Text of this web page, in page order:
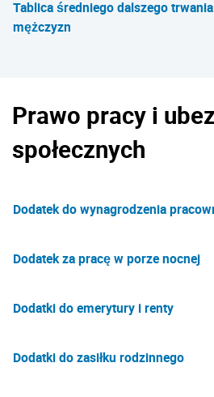
Tablica średniego dalszego
mężczyzn
Prawo pracy i
społecznych
Dodatek do wynagrodzenia
Dodatek za pracę w porze nocnej
Dodatki do emerytury i renty
Dodatki do zasiłku rodzinnego